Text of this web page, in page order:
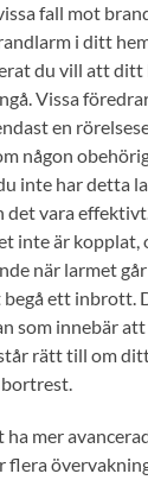
fall mot
i ditt
du vill att ditt
Vissa
en
någon
inte har detta
det vara
inte är kopplat,
när larmet
ett inbrott.
som innebär
rätt till om
bortrest.
mer
flera